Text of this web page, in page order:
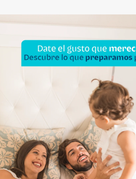
7,319*
Tipo B
APARTAMENTO
Q
Cuotas desde
Noa
Noa